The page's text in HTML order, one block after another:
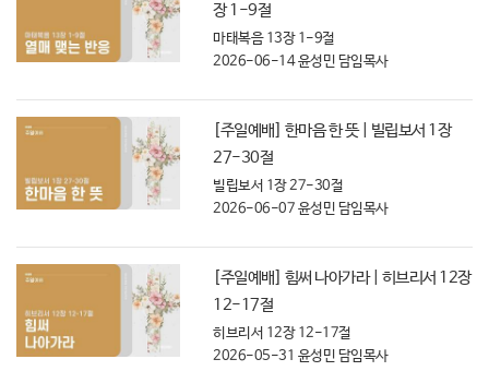
장 1-9절
마태복음 13장 1-9절
2026-06-14 윤성민 담임목사
[주일예배] 한마음 한 뜻 | 빌립보서 1장
27-30절
빌립보서 1장 27-30절
2026-06-07 윤성민 담임목사
[주일예배] 힘써 나아가라 | 히브리서 12장
12-17절
히브리서 12장 12-17절
2026-05-31 윤성민 담임목사